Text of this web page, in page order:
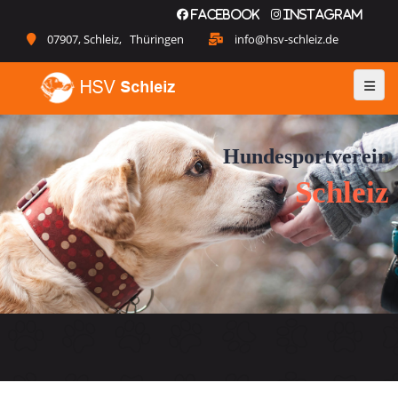
Facebook Instagram
07907, Schleiz, Thüringen info@hsv-schleiz.de
Hundesportverein
Schleiz